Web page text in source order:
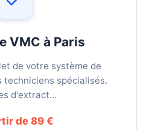
VMC à Paris
de votre système de
spécialisés.
d'extract…
de 89 €